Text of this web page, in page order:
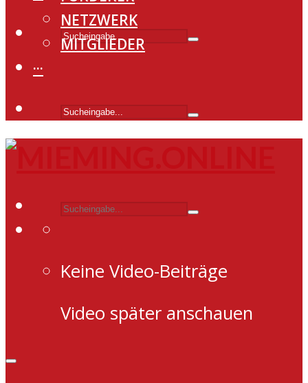
NETZWERK
MITGLIEDER
···
Keine Video-Beiträge
Video später anschauen